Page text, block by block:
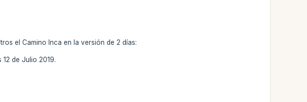
el Camino Inca en la versión de 2 días:
de Julio 2019.